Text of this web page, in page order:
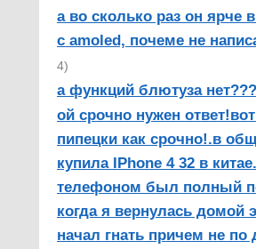
а во сколько раз он ярче
с amoled, почеме не
4)
а функций блютуза нет???
ой срочно нужен
пипецки как срочно!.в
купила IPhone 4 32 в
телефоном был полный
когда я вернулась домой
начал гнать причем не по